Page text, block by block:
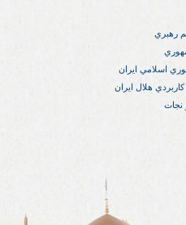
رهبري
اسلامي ايران
هلال ایران
نجات